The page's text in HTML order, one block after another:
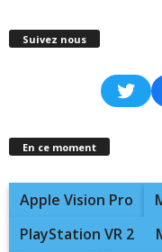
Suivez nous
En ce moment
Apple Vision Pro
PlayStation VR 2